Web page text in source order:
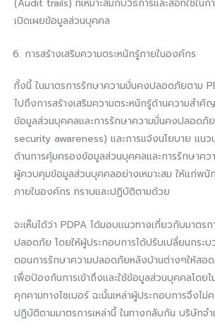
(Audit trails) ที่เหมาะสมกับวิธีการและสื่อที่ใช้ในก
เปิดเผยข้อมูลส่วนบุคคล
การสร้างเสริมความตระหนักรู้ภายในองค์กร
ทั้งนี้ ในมาตรการรักษาความมั่นคงปลอดภัยตาม
ไปถึงการสร้างเสริมความตระหนักรู้ด้านความสำ
ข้อมูลส่วนบุคคลและการรักษาความมั่นคงปลอดภั
security awareness) และการแจ้งนโยบาย แนว
ด้านการคุ้มครองข้อมูลส่วนบุคคลและการรักษาค
ผู้ควบคุมข้อมูลส่วนบุคคลอย่างเหมาะสม ให้แก่พนั
ภายในองค์กร ทราบและปฏิบัติตามด้วย
จะเห็นได้ว่า PDPA ได้มอบแนวทางเกี่ยวกับมาตร
ปลอดภัย โดยให้ผู้ประกอบการได้ปรับเปลี่ยนกระบ
ตอนการรักษาความปลอดภัยหลังบ้านต่างๆให้สอ
เพื่อป้องกันการเข้าถึงและใช้ข้อมูลส่วนบุคคลโดย
คุกคามทางไซเบอร์ ฉะนั้นเหล่าผู้ประกอบการจึงไม่
ปฏิบัติตามมาตรการเหล่านี้ ในทางกลับกัน บริษัทจ